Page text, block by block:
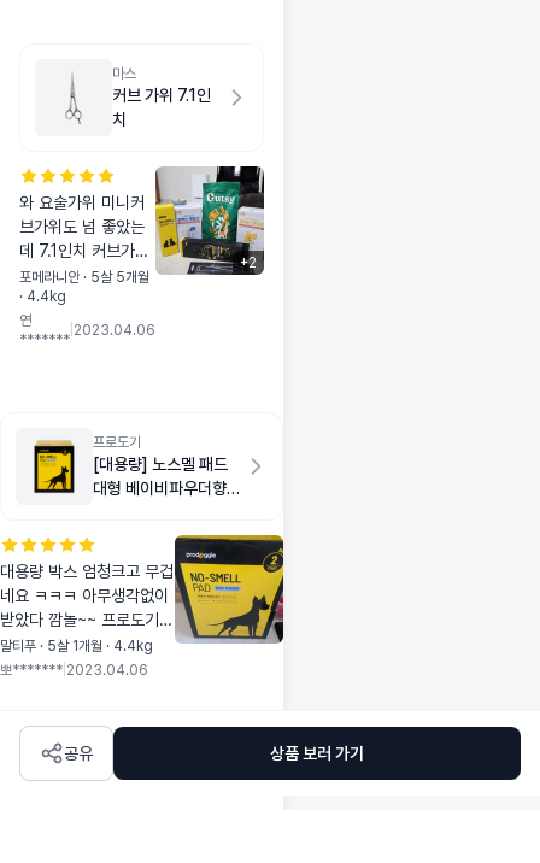
달라고 레이저빔 날
리는데 ㅎㅎ 굿씨 대
만족이에요 사료알도
4보다 살짝 작은정도
어먹어요 냄새는 물
고기밥냄새에요
마스
커브 가위 7.1인
치
와 요술가위 미니커
브가위도 넘 좋았는
데 7.1인치 커브가위
는 최고에요 조금 빡
빡해서 가운데 조금
풀으니 사용하기도
용할거에요 오자마자
탄이 다듬어주니 동
글동글해져서 귀여워
포메라니안 · 5살 5개월
· 4.4kg
연
*******
2023.04.06
+2
프로도기
[대용량] 노스멜 패드
대형 베이비파우더향
대용량 박스 엄청크고 무겁
네요 ㅋㅋㅋ 아무생각없이
받았다 깜놀~~ 프로도기
패드는 다 평타이상이라 사
용하기 좋아요 블랙패드를
노스멜로 구매했는데 도톰
하니 좋네요
말티푸 · 5살 1개월 · 4.4kg
뽀******* 2023.04.06
공유 상품 보러 가기